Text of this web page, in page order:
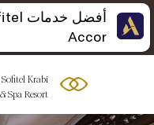
Sofitel Krabi
Spa Resort
Accor